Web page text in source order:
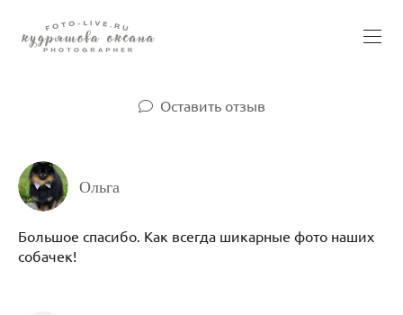
Оставить отзыв
Ольга
Большое спасибо. Как всегда шикарные фото наших
собачек!